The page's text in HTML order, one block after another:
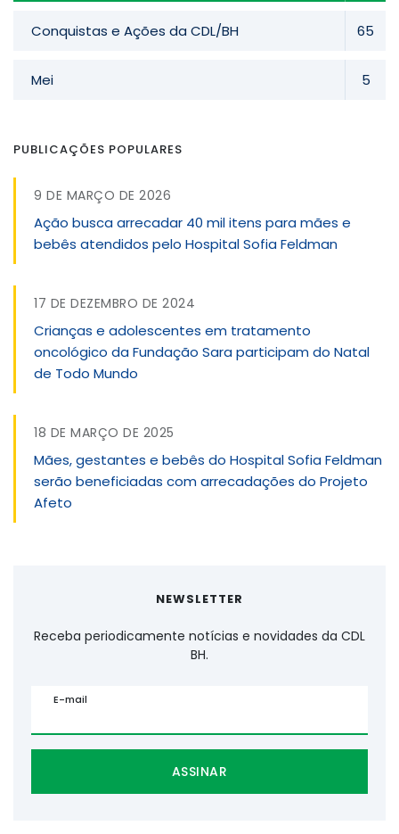
Conquistas e Ações da CDL/BH 65
Mei 5
PUBLICAÇÕES POPULARES
9 DE MARÇO DE 2026
Ação busca arrecadar 40 mil itens para mães e
bebês atendidos pelo Hospital Sofia Feldman
17 DE DEZEMBRO DE 2024
Crianças e adolescentes em tratamento
oncológico da Fundação Sara participam do Natal
de Todo Mundo
18 DE MARÇO DE 2025
Mães, gestantes e bebês do Hospital Sofia Feldman
serão beneficiadas com arrecadações do Projeto
Afeto
NEWSLETTER
Receba periodicamente notícias e novidades da CDL
BH.
E-mail
ASSINAR